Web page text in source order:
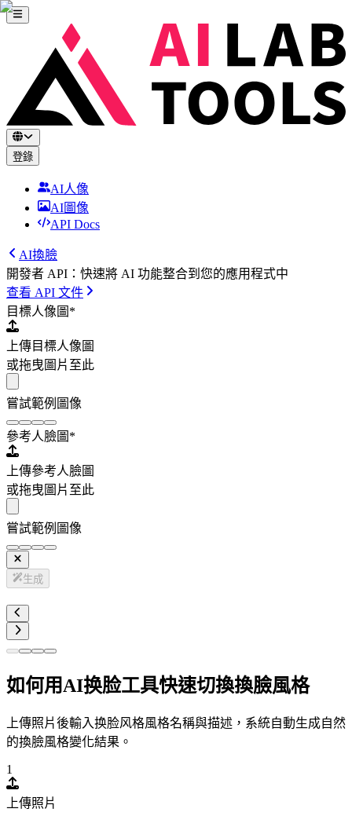
登錄
AI人像
AI圖像
API Docs
AI換臉
開發者 API：快速將 AI 功能整合到您的應用程式中
查看 API 文件
目標人像圖 *
上傳目標人像圖
或拖曳圖片至此
嘗試範例圖像
參考人臉圖 *
上傳參考人臉圖
或拖曳圖片至此
嘗試範例圖像
生成
如何用AI换脸工具快速切換換臉風格
上傳照片後輸入换脸风格風格名稱與描述，系統自動生成自然
的換臉風格變化結果。
1
上傳照片